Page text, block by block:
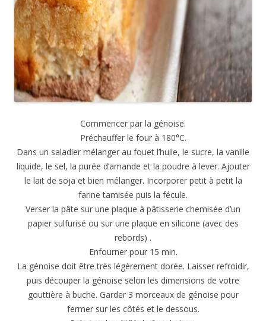
Commencer par la génoise.
Préchauffer le four à 180°C.
Dans un saladier mélanger au fouet l’huile, le sucre, la vanille
liquide, le sel, la purée d’amande et la poudre à lever. Ajouter
le lait de soja et bien mélanger. Incorporer petit à petit la
farine tamisée puis la fécule.
Verser la pâte sur une plaque à pâtisserie chemisée d’un
papier sulfurisé ou sur une plaque en silicone (avec des
rebords) .
Enfourner pour 15 min.
La génoise doit être très légèrement dorée. Laisser refroidir,
puis découper la génoise selon les dimensions de votre
gouttière à buche. Garder 3 morceaux de génoise pour
fermer sur les côtés et le dessous.